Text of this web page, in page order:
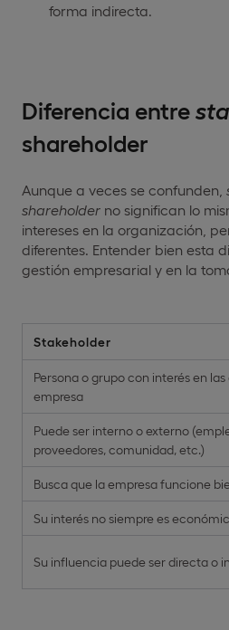
forma indirecta.
Diferencia entre
shareholder
Aunque a veces se confunden,
shareholder no significan lo
intereses en la organización,
diferentes. Entender bien esta
gestión empresarial y en la
Stakeholder
Persona o grupo con interés en
empresa
Puede ser interno o externo
proveedores, comunidad, etc.)
Busca que la empresa funcione
Su interés no siempre es
Su influencia puede ser directa o